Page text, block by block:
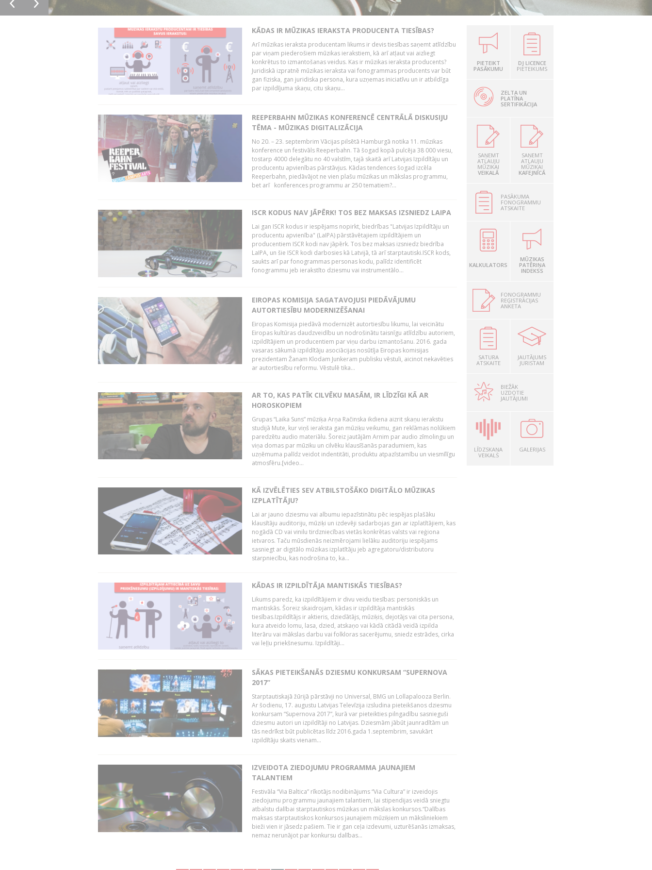
KĀDAS IR MŪZIKAS IERAKSTA PRODUCENTA TIESĪBAS?
Arī mūzikas ieraksta producentam likums ir devis tiesības saņemt atlīdzību
par viņam piederošiem mūzikas ierakstiem, kā arī atļaut vai aizliegt
konkrētus to izmantošanas veidus. Kas ir mūzikas ieraksta producents?
Juridiskā izpratnē mūzikas ieraksta vai fonogrammas producents var būt
gan fiziska, gan juridiska persona, kura uzņemas iniciatīvu un ir atbildīga
par izpildījuma skaņu, citu skaņu...
REEPERBAHN MŪZIKAS KONFERENCĒ CENTRĀLĀ DISKUSIJU
TĒMA - MŪZIKAS DIGITALIZĀCIJA
No 20. – 23. septembrim Vācijas pilsētā Hamburgā notika 11. mūzikas
konference un festivāls Reeperbahn. Tā šogad kopā pulcēja 38 000 viesu,
tostarp 4000 delegātu no 40 valstīm, tajā skaitā arī Latvijas Izpildītāju un
producentu apvienības pārstāvjus. Kādas tendences šogad izcēla
Reeperbahn, piedāvājot ne vien plašu mūzikas un mākslas programmu,
bet arī konferences programmu ar 250 tematiem?...
ISCR KODUS NAV JĀPĒRK! TOS BEZ MAKSAS IZSNIEDZ LAIPA
Lai gan ISCR kodus ir iespējams nopirkt, biedrības "Latvijas Izpildītāju un
producentu apvienība" (LaIPA) pārstāvētajiem izpildītājiem un
producentiem ISCR kodi nav jāpērk. Tos bez maksas izsniedz biedrība
LaIPA, un šie ISCR kodi darbosies kā Latvijā, tā arī starptautiski.ISCR kods,
saukts arī par fonogrammas personas kodu, palīdz identificēt
fonogrammu jeb ierakstīto dziesmu vai instrumentālo...
EIROPAS KOMISIJA SAGATAVOJUSI PIEDĀVĀJUMU
AUTORTIESĪBU MODERNIZĒŠANAI
Eiropas Komisija piedāvā modernizēt autortiesību likumu, lai veicinātu
Eiropas kultūras daudzveidību un nodrošinātu taisnīgu atlīdzību autoriem,
izpildītājiem un producentiem par viņu darbu izmantošanu. 2016. gada
vasaras sākumā izpildītāju asociācijas nosūtīja Eiropas komisijas
prezidentam Žanam Klodam Junkeram publisku vēstuli, aicinot nekavēties
ar autortiesību reformu. Vēstulē tika...
AR TO, KAS PATĪK CILVĒKU MASĀM, IR LĪDZĪGI KĀ AR
HOROSKOPIEM
Grupas “Laika Suns” mūziķa Arņa Račinska ikdiena aizrit skaņu ierakstu
studijā Mute, kur viņš ieraksta gan mūziķu veikumu, gan reklāmas nolūkiem
paredzētu audio materiālu. Šoreiz jautājām Arnim par audio zīmolingu un
viņa domas par mūziku un cilvēku klausīšanās paradumiem, kas
uzņēmuma palīdz veidot indentitāti, produktu atpazīstamību un viesmīlīgu
atmosfēru.[video...
KĀ IZVĒLĒTIES SEV ATBILSTOŠĀKO DIGITĀLO MŪZIKAS
IZPLATĪTĀJU?
Lai ar jauno dziesmu vai albumu iepazīstinātu pēc iespējas plašāku
klausītāju auditoriju, mūziķi un izdevēji sadarbojas gan ar izplatītājiem, kas
nogādā CD vai vinilu tirdzniecības vietās konkrētas valsts vai reģiona
ietvaros. Taču mūsdienās neizmērojami lielāku auditoriju iespējams
sasniegt ar digitālo mūzikas izplatītāju jeb agregatoru/distributoru
starpniecību, kas nodrošina to, ka...
KĀDAS IR IZPILDĪTĀJA MANTISKĀS TIESĪBAS?
Likums paredz, ka izpildītājiem ir divu veidu tiesības: personiskās un
mantiskās. Šoreiz skaidrojam, kādas ir izpildītāja mantiskās
tiesības.Izpildītājs ir aktieris, dziedātājs, mūziķis, dejotājs vai cita persona,
kura atveido lomu, lasa, dzied, atskaņo vai kādā citādā veidā izpilda
literāru vai mākslas darbu vai folkloras sacerējumu, sniedz estrādes, cirka
vai leļļu priekšnesumu. Izpildītāji...
SĀKAS PIETEIKŠANĀS DZIESMU KONKURSAM “SUPERNOVA
2017”
Starptautiskajā žūrijā pārstāvji no Universal, BMG un Lollapalooza Berlin.
Ar šodienu, 17. augustu Latvijas Televīzija izsludina pieteikšanos dziesmu
konkursam “Supernova 2017”, kurā var pieteikties pilngadību sasnieguši
dziesmu autori un izpildītāji no Latvijas. Dziesmām jābūt jaunradītām un
tās nedrīkst būt publicētas līdz 2016.gada 1.septembrim, savukārt
izpildītāju skaits vienam...
IZVEIDOTA ZIEDOJUMU PROGRAMMA JAUNAJIEM
TALANTIEM
Festivāla “Via Baltica” rīkotājs nodibinājums “Via Cultura” ir izveidojis
ziedojumu programmu jaunajiem talantiem, lai stipendijas veidā sniegtu
atbalstu dalībai starptautiskos mūzikas un mākslas konkursos.“Dalības
maksas starptautiskos konkursos jaunajiem mūziķiem un māksliniekiem
bieži vien ir jāsedz pašiem. Tie ir gan ceļa izdevumi, uzturēšanās izmaksas,
nemaz nerunājot par konkursu dalības...
PIETEIKT
PASĀKUMU
DJ LICENCE
PIETEIKUMS
ZELTA UN
PLATĪNA
SERTIFIKĀCIJA
SAŅEMT
ATĻAUJU
MŪZIKAI
VEIKALĀ
SAŅEMT
ATĻAUJU
MŪZIKAI
KAFEJNĪCĀ
PASĀKUMA
FONOGRAMMU
ATSKAITE
KALKULATORS
MŪZIKAS
PATĒRIŅA
INDEKSS
FONOGRAMMU
REĢISTRĀCIJAS
ANKETA
SATURA
ATSKAITE
JAUTĀJUMS
JURISTAM
BIEŽĀK
UZDOTIE
JAUTĀJUMI
LĪDZSKAŅA
VEIKALS
GALERIJAS